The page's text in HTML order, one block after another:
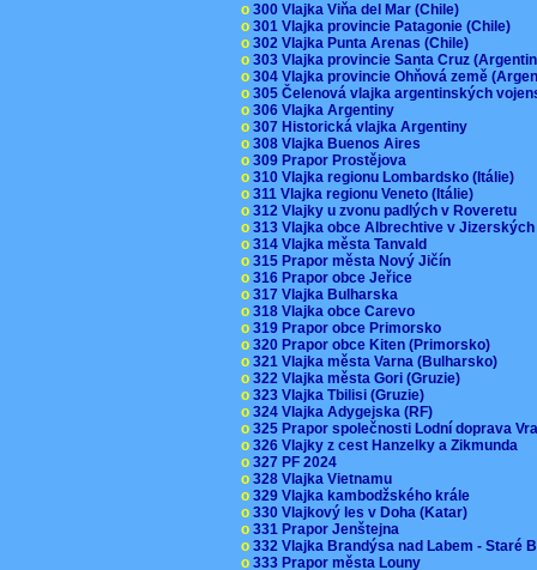
o 300 Vlajka Viňa del Mar (Chile)
o 301 Vlajka provincie Patagonie (Chile)
o 302 Vlajka Punta Arenas (Chile)
o 303 Vlajka provincie Santa Cruz
o 304 Vlajka provincie Ohňová země
o 305 Čelenová vlajka argentinských
o 306 Vlajka Argentiny
o 307 Historická vlajka Argentiny
o 308 Vlajka Buenos Aires
o 309 Prapor Prostějova
o 310 Vlajka regionu Lombardsko (Itálie)
o 311 Vlajka regionu Veneto (Itálie)
o 312 Vlajky u zvonu padlých v Roveretu
o 313 Vlajka obce Albrechtive v
o 314 Vlajka města Tanvald
o 315 Prapor města Nový Jičín
o 316 Prapor obce Jeřice
o 317 Vlajka Bulharska
o 318 Vlajka obce Carevo
o 319 Prapor obce Primorsko
o 320 Prapor obce Kiten (Primorsko)
o 321 Vlajka města Varna (Bulharsko)
o 322 Vlajka města Gori (Gruzie)
o 323 Vlajka Tbilisi (Gruzie)
o 324 Vlajka Adygejska (RF)
o 325 Prapor společnosti Lodní doprava
o 326 Vlajky z cest Hanzelky a Zikmunda
o 327 PF 2024
o 328 Vlajka Vietnamu
o 329 Vlajka kambodžského krále
o 330 Vlajkový les v Doha (Katar)
o 331 Prapor Jenštejna
o 332 Vlajka Brandýsa nad Labem - Staré
o 333 Prapor města Louny